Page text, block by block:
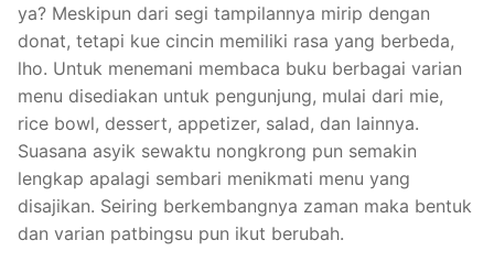
ya? Meskipun dari segi tampilannya mirip dengan
donat, tetapi kue cincin memiliki rasa yang berbeda,
lho. Untuk menemani membaca buku berbagai varian
menu disediakan untuk pengunjung, mulai dari mie,
rice bowl, dessert, appetizer, salad, dan lainnya.
Suasana asyik sewaktu nongkrong pun semakin
lengkap apalagi sembari menikmati menu yang
disajikan. Seiring berkembangnya zaman maka bentuk
dan varian patbingsu pun ikut berubah.